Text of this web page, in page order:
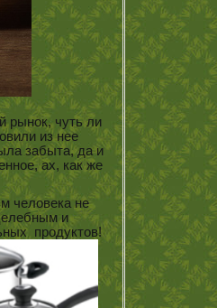
рынок, чуть ли
из нее
забыта, да и
ах, как же
человека не
и
продуктов!